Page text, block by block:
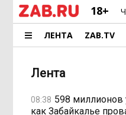
18+
ЛЕНТА ZAB.TV
Лента
08:38 598 миллионов
как Забайкалье